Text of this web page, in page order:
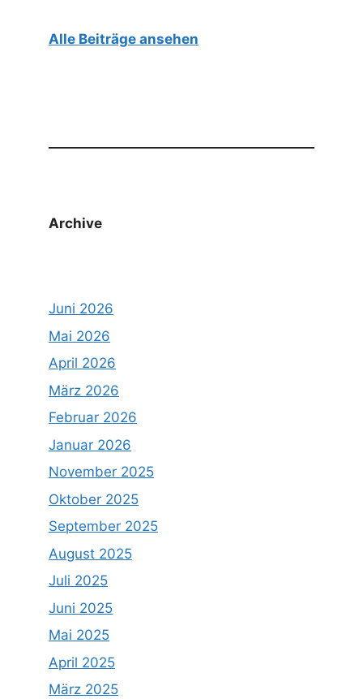
Alle Beiträge ansehen
Archive
Juni 2026
Mai 2026
April 2026
März 2026
Februar 2026
Januar 2026
November 2025
Oktober 2025
September 2025
August 2025
Juli 2025
Juni 2025
Mai 2025
April 2025
März 2025